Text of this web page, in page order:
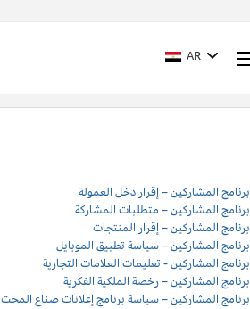
AR
برنامج المشاركين – إقرار دخل العمولة
برنامج المشاركين – متطلبات المشاركة
برنامج المشاركين – إقرار المنتجات
برنامج المشاركين – سياسة تطبيق الموبايل
برنامج المشاركين - تعليمات العلامات التجارية
برنامج المشاركين – رخصة الملكية الفكرية
برنامج المشاركين – سياسة برنامج إعلانات صناع المحت